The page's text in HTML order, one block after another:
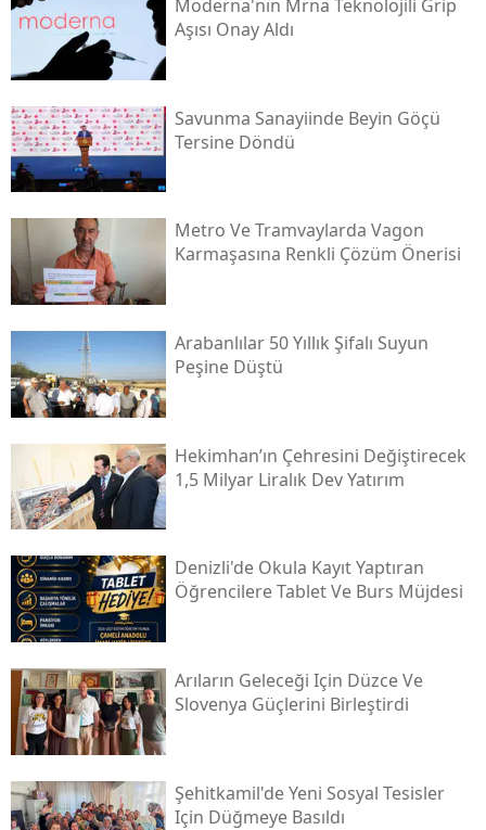
Moderna'nın Mrna Teknolojili Grip
Aşısı Onay Aldı
Savunma Sanayiinde Beyin Göçü
Tersine Döndü
Metro Ve Tramvaylarda Vagon
Karmaşasına Renkli Çözüm Önerisi
Arabanlılar 50 Yıllık Şifalı Suyun
Peşine Düştü
Hekimhan’ın Çehresini Değiştirecek
1,5 Milyar Liralık Dev Yatırım
Denizli'de Okula Kayıt Yaptıran
Öğrencilere Tablet Ve Burs Müjdesi
Arıların Geleceği Için Düzce Ve
Slovenya Güçlerini Birleştirdi
Şehitkamil'de Yeni Sosyal Tesisler
Için Düğmeye Basıldı